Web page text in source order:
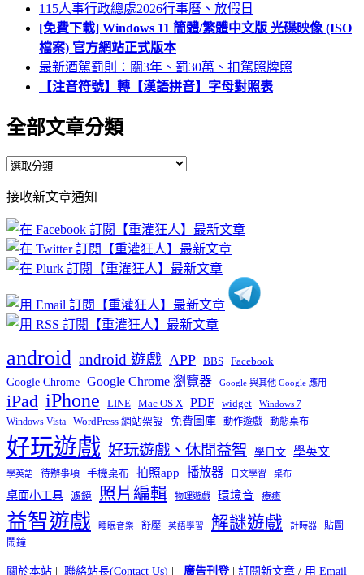
115人事行政總處2026行事曆、放假日
[免費下載] Windows 11 簡體/繁體中文版 光碟映像 (ISO
檔案) 官方網站正式版本
最新酒駕罰則：關3年、罰30萬、扣駕照牌照
【注音符號】轉【漢語拼音】字母對照表
全部文章分類
全
文
章
分
類
接收新文章通知
android android 遊戲 APP BBS Facebook
Google Chrome Google Chrome 瀏覽器 Google 與其他 Google 應用
iPad iPhone LINE Mac OS X PDF widget Windows 7
Windows Vista WordPress 網站架設 免費圖庫 動作遊戲 動態桌布
好玩遊戲 好玩遊戲、休閒益智 學日文 學英文
學英語 待辦事項 手機桌布 拍照app 播放器 日文學習 桌布
桌面小工具 濾鏡 照片編輯 物理遊戲 環境音 療癒
益智遊戲 睡眠音樂 舒壓 英語學習 解謎遊戲 計時器
貼圖
鬧鐘
關於本站 | 聯絡站長(Contact Us) | 廣告刊登| 訂閱新文章 / 用 Email